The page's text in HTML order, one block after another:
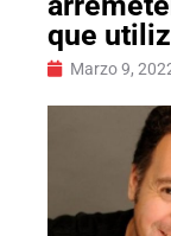
que
Marzo 9,